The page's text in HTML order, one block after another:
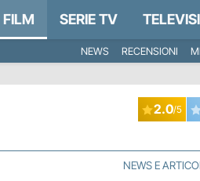
FILM SERIE TV
NEWS RECENSIONI
2.0/5
NEWS E